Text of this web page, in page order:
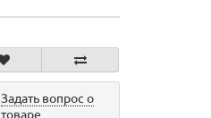
Задать вопрос о
товаре